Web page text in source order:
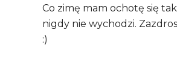
Co zimę mam ochotę się
nigdy nie wychodzi.
:)